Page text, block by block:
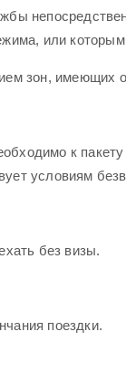
или
зон, имеющих
к
условиям
без визы.
поездки.